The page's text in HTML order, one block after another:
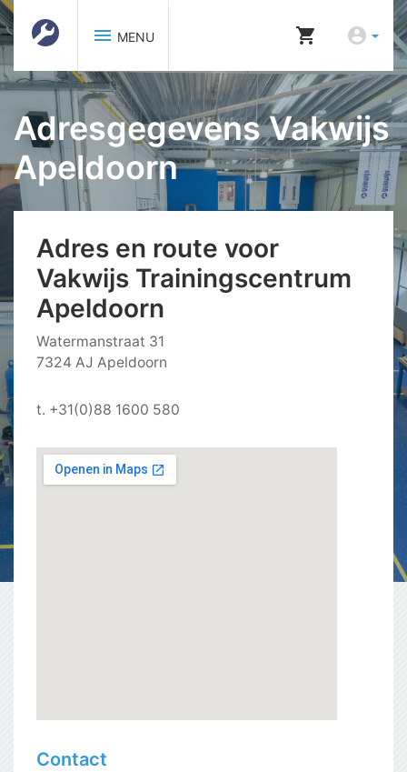
menu MENU shopping_cart account_circle
Adresgegevens Vakwijs
Apeldoorn
Adres en route voor
Vakwijs Trainingscentrum
Apeldoorn
Watermanstraat 31
7324 AJ Apeldoorn
t. +31(0)88 1600 580
Contact